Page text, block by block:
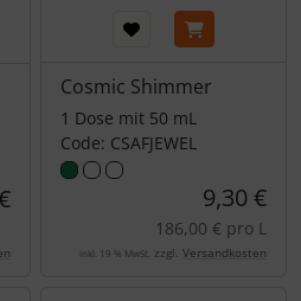
Cosmic Shimmer
1 Dose mit 50 mL
Code: CSAFJEWEL
9,30 €
186,00 € pro L
inkl. 19 % MwSt. zzgl. Versandkosten